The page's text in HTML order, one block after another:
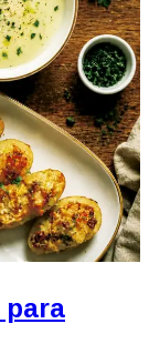
para